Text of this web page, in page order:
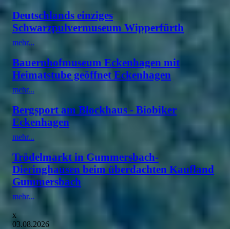
Deutschlands einziges
Schwarzpulvermuseum Wipperfürth
mehr...
Bauernhofmuseum Eckenhagen mit
Heimatstube geöffnet Eckenhagen
mehr...
Bergsport am Blockhaus - Biobiker
Eckenhagen
mehr...
Trödelmarkt in Gummersbach-
Dieringhausen beim überdachten Kaufland
Gummersbach
mehr...
x
03.08.2026